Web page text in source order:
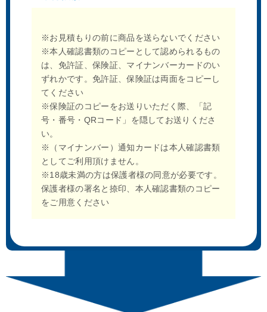
※お見積もりの前に商品を送らないでください
※本人確認書類のコピーとして認められるもの
は、免許証、保険証、マイナンバーカードのい
ずれかです。免許証、保険証は両面をコピーし
てください
※保険証のコピーをお送りいただく際、「記
号・番号・QRコード」を隠してお送りくださ
い。
※（マイナンバー）通知カードは本人確認書類
としてご利用頂けません。
※18歳未満の方は保護者様の同意が必要です。
保護者様の署名と捺印、本人確認書類のコピー
をご用意ください